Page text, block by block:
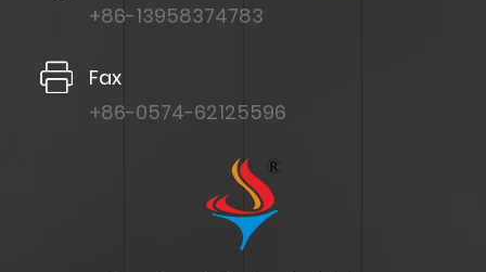
+86-13958374783
Fax
+86-0574-62125596